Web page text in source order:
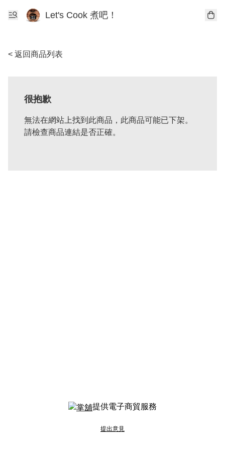
Let's Cook 煮吧！
< 返回商品列表
很抱歉
無法在網站上找到此商品，此商品可能已下架。
請檢查商品連結是否正確。
提供電子商貿服務
提出意見